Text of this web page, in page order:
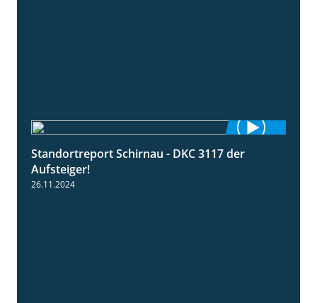
3:00
Standortreport Schirnau - DKC 3117 der
Aufsteiger!
26.11.2024